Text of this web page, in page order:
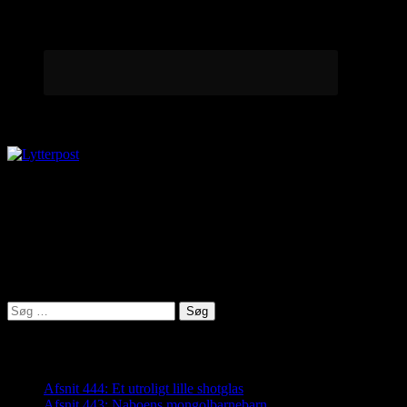
Søg
efter:
Afsnit 444: Et utroligt lille shotglas